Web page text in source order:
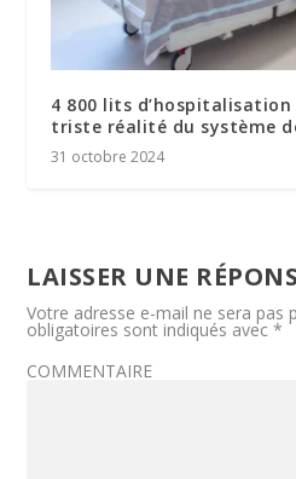
4 800 lits d’hospitalisation
triste réalité du système
31 octobre 2024
LAISSER UNE
Votre adresse e-mail ne sera pas
obligatoires sont indiqués avec*
COMMENTAIRE